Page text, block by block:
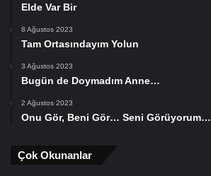
Elde Var Bir
8 Ağustos 2023
Tam Ortasındayım Yolun
3 Ağustos 2023
Bugün de Doymadım Anne…
2 Ağustos 2023
Onu Gör, Beni Gör… Seni Görüyorum…
Çok Okunanlar